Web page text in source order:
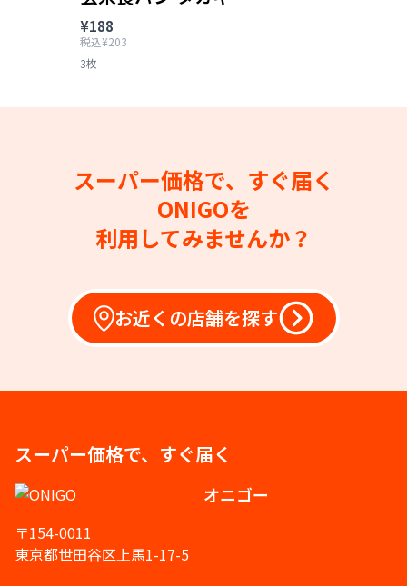
¥188
税込¥203
3枚
スーパー価格で、すぐ届く
ONIGOを
利用してみませんか？
お近くの店舗を探す
スーパー価格で、すぐ届く
オニゴー
〒154-0011
東京都世田谷区上馬1-17-5